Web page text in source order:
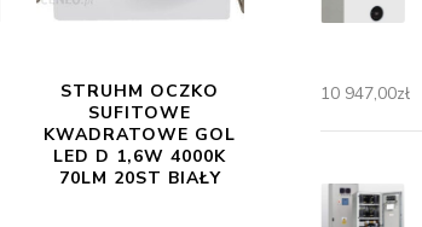
STRUHM OCZKO
SUFITOWE
KWADRATOWE GOL
LED D 1,6W 4000K
70LM 20ST BIAŁY
10 947,00zł